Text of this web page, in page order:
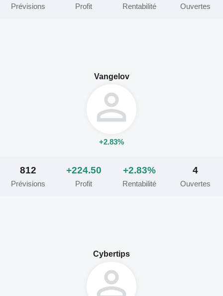
Prévisions Profit Rentabilité Ouvertes
Vangelov
+2.83%
812
Prévisions
+224.50
Profit
+2.83%
Rentabilité
4
Ouvertes
Cybertips